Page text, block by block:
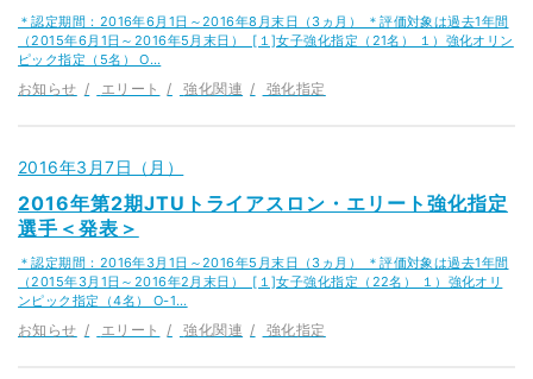
＊認定期間：2016年6月1日～2016年8月末日（3ヵ月） ＊評価対象は過去1年間
（2015年6月1日～2016年5月末日） [１]女子強化指定（21名） １）強化オリン
ピック指定（5名） O…
お知らせ エリート 強化関連 強化指定
2016年3月7日（月）
2016年第2期JTUトライアスロン・エリート強化指定
選手＜発表＞
＊認定期間：2016年3月1日～2016年5月末日（3ヵ月） ＊評価対象は過去1年間
（2015年3月1日～2016年2月末日） [１]女子強化指定（22名） １）強化オリ
ンピック指定（4名） O-1…
お知らせ エリート 強化関連 強化指定